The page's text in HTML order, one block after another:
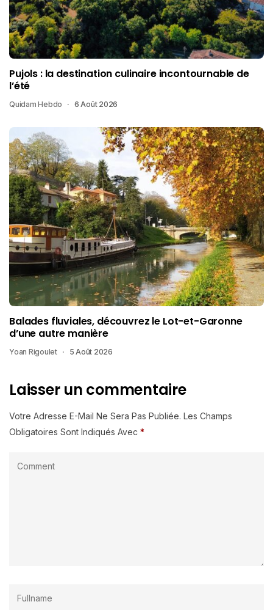
Pujols : la destination culinaire incontournable de
l’été
Quidam Hebdo 6 Août 2026
Balades fluviales, découvrez le Lot-et-Garonne
d’une autre manière
Yoan Rigoulet 5 Août 2026
Laisser un commentaire
Votre Adresse E-Mail Ne Sera Pas Publiée. Les Champs
Obligatoires Sont Indiqués Avec *